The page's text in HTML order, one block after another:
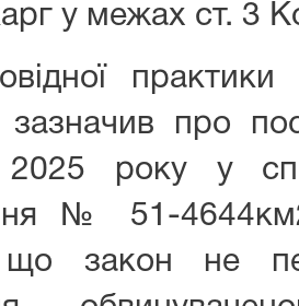
у межах ст. 3
зазначив про
2025 року у
№ 51-
що закон не